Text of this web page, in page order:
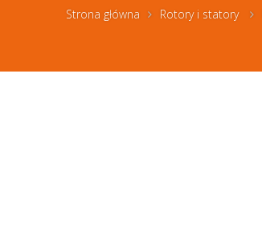
Strona główna Rotory i statory